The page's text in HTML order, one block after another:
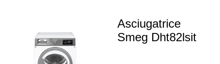
Asciugatrice
Smeg Dht82lsit